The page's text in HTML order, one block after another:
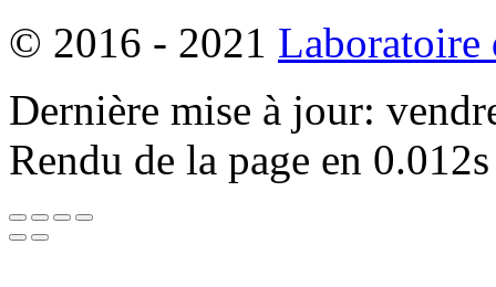
© 2016 - 2021 Laboratoire
Dernière mise à jour:
Rendu de la page en 0.012s